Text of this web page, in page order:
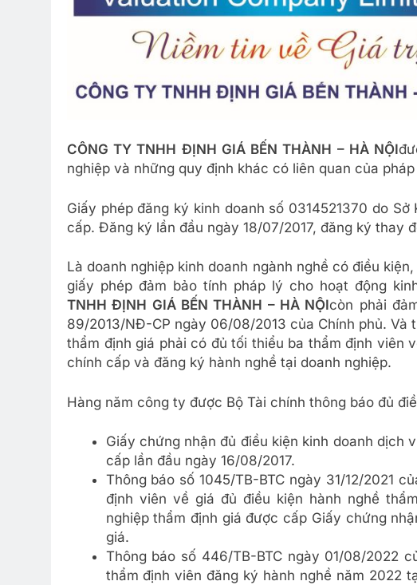
CÔNG TY TNHH ĐỊNH GIÁ BẾN THÀNH – HÀ NỘI
nghiệp và những quy định khác có liên quan của
Giấy phép đăng ký kinh doanh số 0314521370 do
cấp. Đăng ký lần đầu ngày 18/07/2017, đăng ký thay
Là doanh nghiệp kinh doanh ngành nghề có điều
giấy phép đảm bảo tính pháp lý cho hoạt động
TNHH ĐỊNH GIÁ BẾN THÀNH – HÀ NỘIcòn phải
89/2013/NĐ-CP ngày 06/08/2013 của Chính phủ. Và
thẩm định giá phải có đủ tối thiểu ba thẩm định viên
chính cấp và đăng ký hành nghề tại doanh nghiệp.
Hàng năm công ty được Bộ Tài chính thông báo đủ
Giấy chứng nhận đủ điều kiện kinh doanh dịch
cấp lần đầu ngày 16/08/2017.
Thông báo số 1045/TB-BTC ngày 31/12/2021
định viên về giá đủ điều kiện hành nghề
nghiệp thẩm định giá được cấp Giấy chứng
giá.
Thông báo số 446/TB-BTC ngày 01/08/2022
thẩm định viên đăng ký hành nghề năm 2022